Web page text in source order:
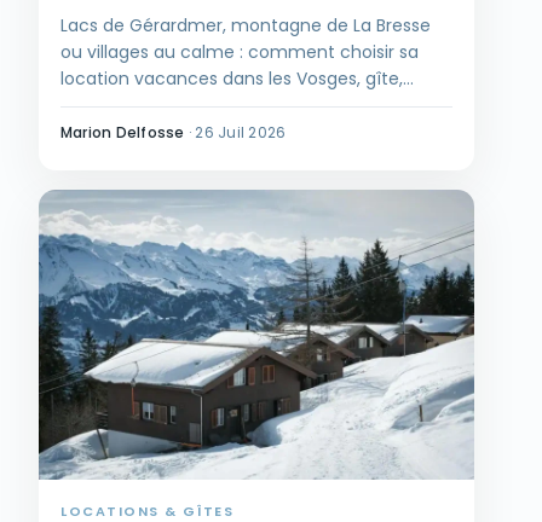
Lacs de Gérardmer, montagne de La Bresse
ou villages au calme : comment choisir sa
location vacances dans les Vosges, gîte,
chalet ou meublé.
Marion Delfosse · 26 Juil 2026
LOCATIONS & GÎTES